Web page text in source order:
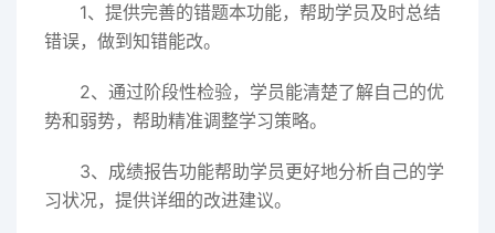
1、提供完善的错题本功能，帮助学员及时总结
错误，做到知错能改。
2、通过阶段性检验，学员能清楚了解自己的优
势和弱势，帮助精准调整学习策略。
3、成绩报告功能帮助学员更好地分析自己的学
习状况，提供详细的改进建议。